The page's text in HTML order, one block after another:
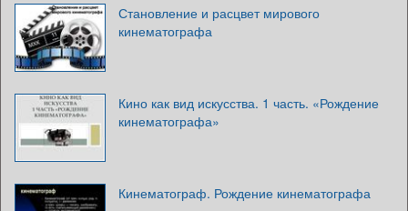
Становление и расцвет мирового
кинематографа
Кино как вид искусства. 1 часть. «Рождение
кинематографа»
Кинематограф. Рождение кинематографа